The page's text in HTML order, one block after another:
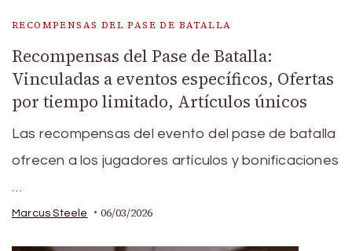
RECOMPENSAS DEL PASE DE BATALLA
Recompensas del Pase de Batalla:
Vinculadas a eventos específicos, Ofertas
por tiempo limitado, Artículos únicos
Las recompensas del evento del pase de batalla
ofrecen a los jugadores artículos y bonificaciones
…
Marcus Steele 06/03/2026